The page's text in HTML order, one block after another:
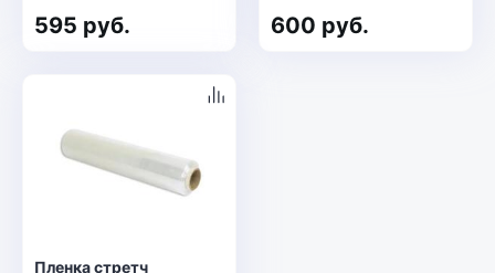
595 руб. 600 руб.
Пленка стретч